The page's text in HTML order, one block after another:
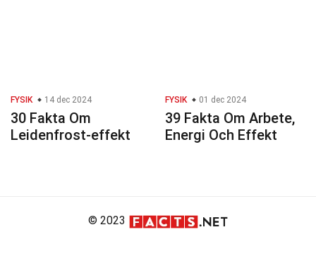
FYSIK 14 dec 2024
30 Fakta Om
Leidenfrost-effekt
FYSIK 01 dec 2024
39 Fakta Om Arbete,
Energi Och Effekt
© 2023